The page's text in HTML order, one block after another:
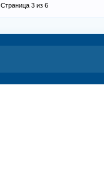
Страница 3 из 6